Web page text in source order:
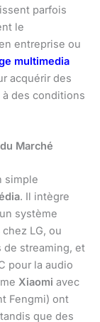
parfois
le
entreprise ou
multimedia
acquérir des
des conditions
Marché
simple
. Il intègre
système
chez LG, ou
de streaming, et
pour la audio
Xiaomi avec
Fengmi) ont
que des